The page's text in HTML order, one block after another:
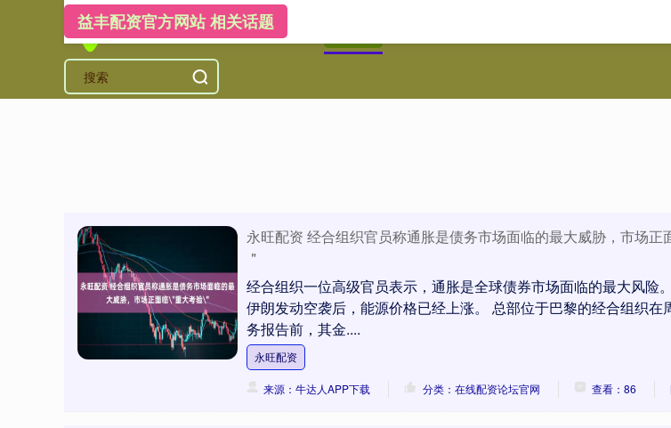
益丰配资官方网站 相关话题
永旺配资 经合组织官员称通胀是债务市场面临的最大威胁，市场正
＂
经合组织一位高级官员表示，通胀是全球债券市场面临的最大风险
伊朗发动空袭后，能源价格已经上涨。 总部位于巴黎的经合组织在
务报告前，其金....
永旺配资
来源：牛达人APP下载 分类：在线配资论坛官网 查看：86